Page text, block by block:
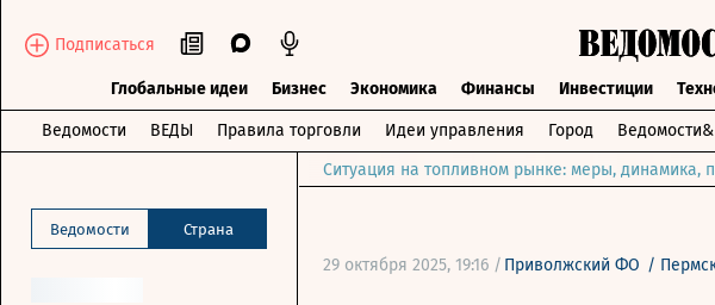
Подписаться
Глобальные идеи Бизнес Экономика Финансы Инвестиции
Ведомости ВЕДЫ Правила торговли Идеи управления Город Ведомости&
Ведомости Страна
Ситуация на топливном рынке: меры, динамика,
29 октября 2025, 19:16 / Приволжский ФО /